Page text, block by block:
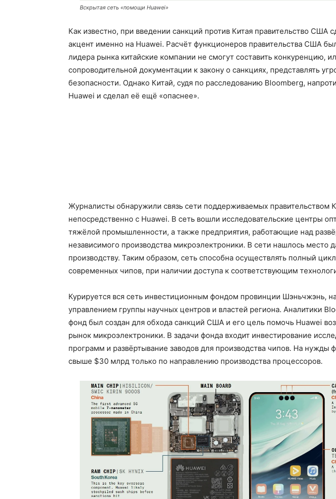
Вскрытая сеть «помощи Huawei»
Как известно, при введении санкций против Китая правительство США
акцент именно на Huawei. Расчёт функционеров правительства США
лидера рынка китайские компании не смогут составить конкуренцию,
сопроводительной документации к закону о санкциях, представлять
безопасности. Однако Китай, судя по расследованию Bloomberg,
Huawei и сделал её ещё «опаснее».
Журналисты обнаружили связь сети поддерживаемых правительством
непосредственно с Huawei. В сеть вошли исследовательские центры
тяжёлой промышленности, а также предприятия, работающие над
независимого производства микроэлектроники. В сети нашлось место
производству. Таким образом, сеть способна осуществлять полный
современных чипов, при наличии доступа к соответствующим
Курируется вся сеть инвестиционным фондом провинции Шэньчжэнь,
управлением группы научных центров и властей региона. Аналитики
фонд был создан для обхода санкций США и его цель помочь Huawei
рынок микроэлектроники. В задачи фонда входит инвестирование
программ и развёртывание заводов для производства чипов. На нужды
свыше $30 млрд только по направлению производства процессоров.